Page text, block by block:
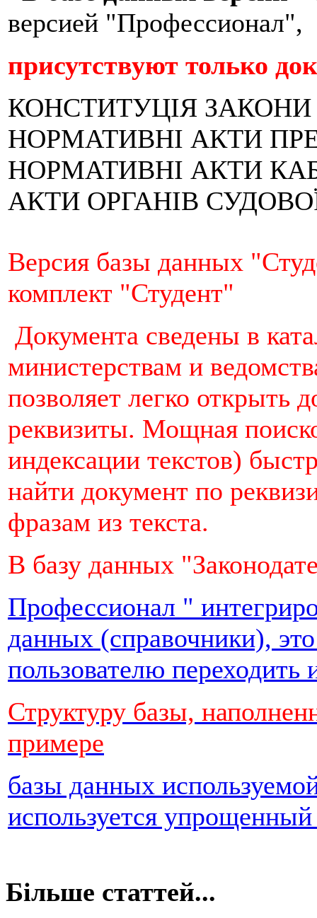
версией "Професcионал",
присутствуют только
КОНСТИТУЦІЯ
НОРМАТИВНІ АКТИ
НОРМАТИВНІ АКТИ
АКТИ ОРГАНІВ
Версия базы данных
комплект "Студент"
Документа сведены в
министерствам и
позволяет легко открыть
реквизиты. Мощная
индексации текстов)
найти документ по
фразам из текста.
В базу данных
Профессионал "
данных (справочники),
пользователю
Структуру базы,
примере
базы данных
используется
Більше статтей...